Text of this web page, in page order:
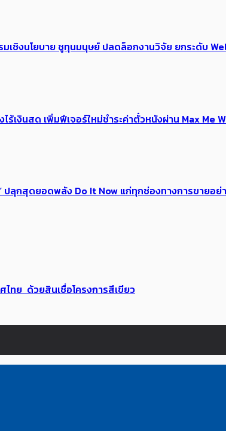
เชิงนโยบาย ชูทุนมนุษย์ ปลดล็อกงานวิจัย ยกระดับ
ร้เงินสด เพิ่มฟีเจอร์ใหม่ชำระค่าตั๋วหนังผ่าน Max
ปลุกสุดยอดพลัง Do It Now แก่ทุกช่องทางการขาย
ไทย ด้วยสินเชื่อโครงการสีเขียว